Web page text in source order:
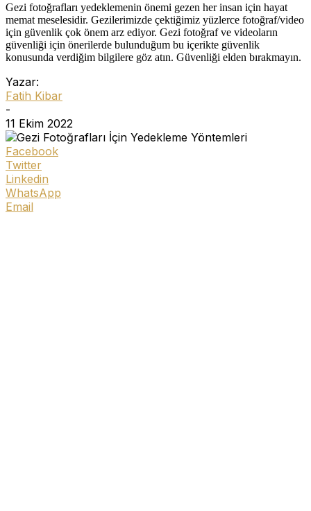
Gezi fotoğrafları yedeklemenin önemi gezen her insan için hayat
memat meselesidir. Gezilerimizde çektiğimiz yüzlerce fotoğraf/video
için güvenlik çok önem arz ediyor. Gezi fotoğraf ve videoların
güvenliği için önerilerde bulunduğum bu içerikte güvenlik
konusunda verdiğim bilgilere göz atın. Güvenliği elden bırakmayın.
Yazar:
Fatih Kibar
-
11 Ekim 2022
Facebook
Twitter
Linkedin
WhatsApp
Email